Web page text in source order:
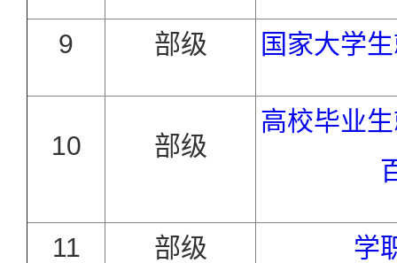
9 部级 国家大学
10 部级
高校毕业
11 部级 学